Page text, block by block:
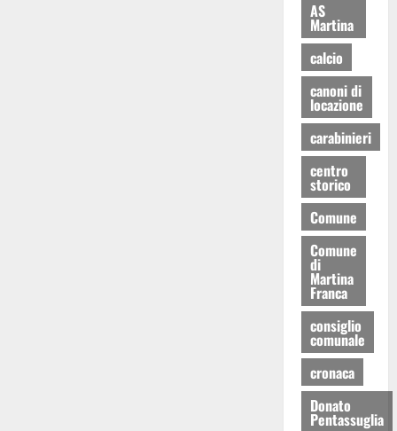
AS
Martina
calcio
canoni di
locazione
carabinieri
centro
storico
Comune
Comune
di
Martina
Franca
consiglio
comunale
cronaca
Donato
Pentassuglia